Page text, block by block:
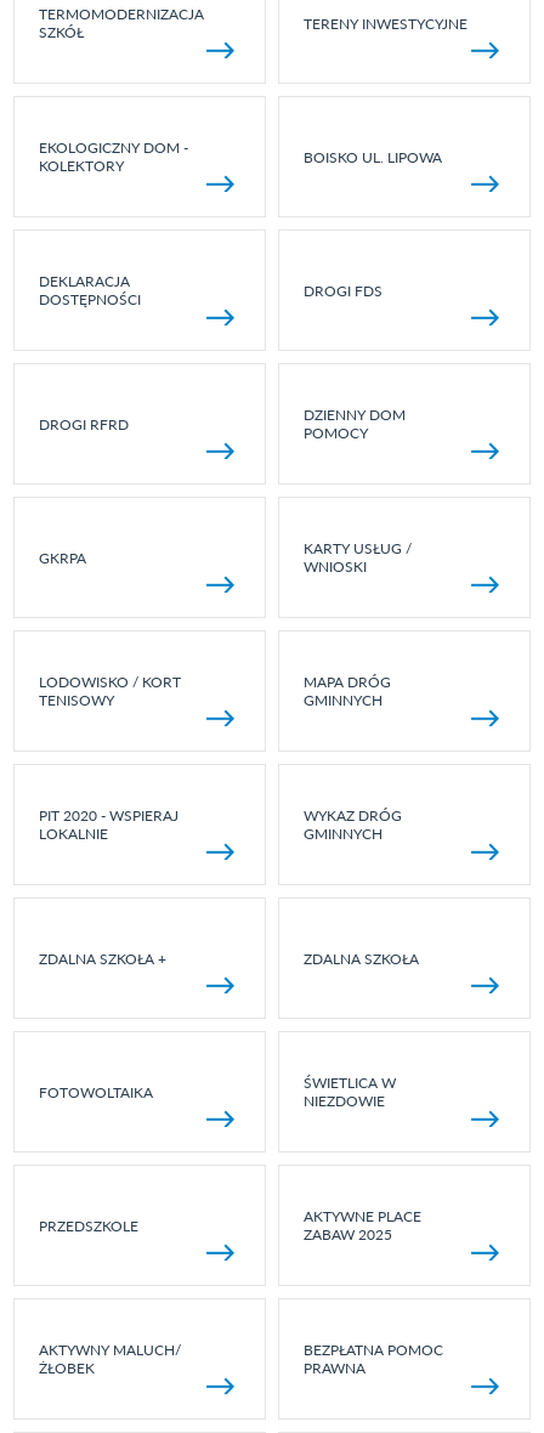
TERMOMODERNIZACJA
SZKÓŁ
TERENY INWESTYCYJNE
EKOLOGICZNY DOM -
KOLEKTORY
BOISKO UL. LIPOWA
DEKLARACJA
DOSTĘPNOŚCI
DROGI FDS
DROGI RFRD
DZIENNY DOM
POMOCY
GKRPA
KARTY USŁUG /
WNIOSKI
LODOWISKO / KORT
TENISOWY
MAPA DRÓG
GMINNYCH
PIT 2020 - WSPIERAJ
LOKALNIE
WYKAZ DRÓG
GMINNYCH
ZDALNA SZKOŁA + ZDALNA SZKOŁA
FOTOWOLTAIKA
ŚWIETLICA W
NIEZDOWIE
PRZEDSZKOLE
AKTYWNE PLACE
ZABAW 2025
AKTYWNY MALUCH/
ŻŁOBEK
BEZPŁATNA POMOC
PRAWNA